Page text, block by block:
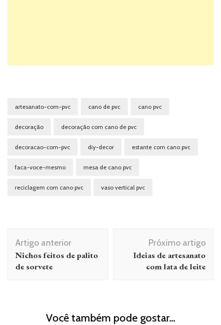
artesanato-com-pvc cano de pvc cano pvc
decoração decoração com cano de pvc
decoracao-com-pvc diy-decor estante com cano pvc
faca-voce-mesmo mesa de cano pvc
reciclagem com cano pvc vaso vertical pvc
Navegação
de
post
Artigo anterior
Nichos feitos de palito
de sorvete
Próximo artigo
Ideias de artesanato
com lata de leite
Você também pode gostar...